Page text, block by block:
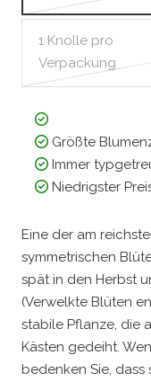
1 Knolle pro
Verpackung
Größte
Immer
Niedrigster
Eine der am
symmetrischen
spät in den Herbst
(Verwelkte Blüten
stabile Pflanze, die
Kästen gedeiht.
bedenken Sie, dass